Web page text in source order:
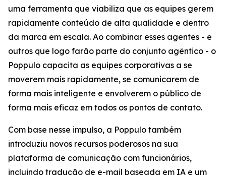
uma ferramenta que viabiliza que as equipes gerem
rapidamente conteúdo de alta qualidade e dentro
da marca em escala. Ao combinar esses agentes - e
outros que logo farão parte do conjunto agêntico - o
Poppulo capacita as equipes corporativas a se
moverem mais rapidamente, se comunicarem de
forma mais inteligente e envolverem o público de
forma mais eficaz em todos os pontos de contato.
Com base nesse impulso, a Poppulo também
introduziu novos recursos poderosos na sua
plataforma de comunicação com funcionários,
incluindo tradução de e-mail baseada em IA e um